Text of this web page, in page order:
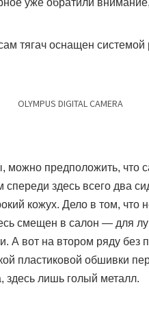
тягач оснащен
OLYMPUS DIGITAL CAMERA
можно предположить, что
здесь всего два
кожух. Дело в том, что
смещен в салон — для
А вот на втором ряду без
пластиковой обшивки
здесь лишь голый металл.